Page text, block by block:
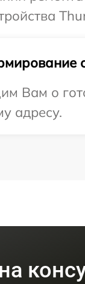
Вам о
адресу.